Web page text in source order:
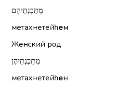
מְתַכְנְתֵיהֶם
метахнетейhем
Женский род
מְתַכְנְתֵיהֶן
метахнетейhен